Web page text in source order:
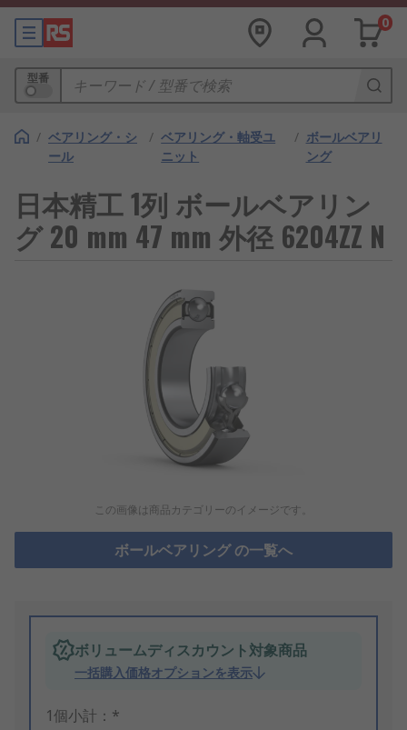
0
型番
/ ベアリング・シ
ール
/ ベアリング・軸受ユ
ニット
/ ボールベアリ
ング
日本精工 1列 ボールベアリン
グ 20 mm 47 mm 外径 6204ZZ N
この画像は商品カテゴリーのイメージです。
ボールベアリング の一覧へ
ボリュームディスカウント対象商品
一括購入価格オプションを表示
1個小計：*